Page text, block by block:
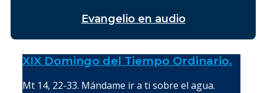
Evangelio en audio
XIX Domingo del Tiempo Ordinario.
Mt 14, 22-33. Mándame ir a ti sobre el agua.